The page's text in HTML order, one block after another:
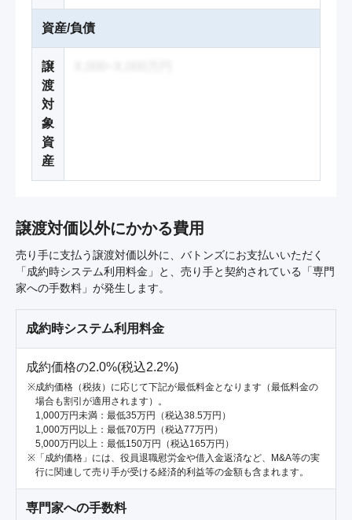
資産/負債
譲
渡
対
象
資
産
譲渡対価以外にかかる費用
売り手に支払う譲渡対価以外に、バトンズにお支払いいただく
「成約時システム利用料金」と、売り手と契約されている「専門
家への手数料」が発生します。
成約時システム利用料金
成約価格の2.0%(税込2.2%)
成約価格（税抜）に応じて下記が最低料金となります（最低料金の
場合も割引が適用されます）。
1,000万円未満：最低35万円（税込38.5万円）
1,000万円以上：最低70万円（税込77万円）
5,000万円以上：最低150万円（税込165万円）
「成約価格」には、役員退職慰労金や借入金返済など、M&A等の実
行に関連して売り手が受ける経済的利益等の金額も含まれます。
専門家への手数料